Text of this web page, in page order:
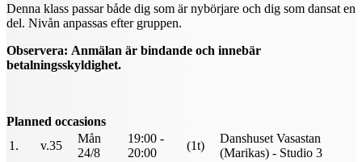
Denna klass passar både dig som är nybörjare och dig som dansat en
del. Nivån anpassas efter gruppen.
Observera: Anmälan är bindande och innebär
betalningsskyldighet.
Planned occasions
1.
v.35
Mån
24/8
19:00 -
20:00
(1t)
Danshuset Vasastan
(Marikas) - Studio 3